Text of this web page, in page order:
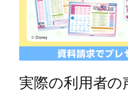
実際の利用者の